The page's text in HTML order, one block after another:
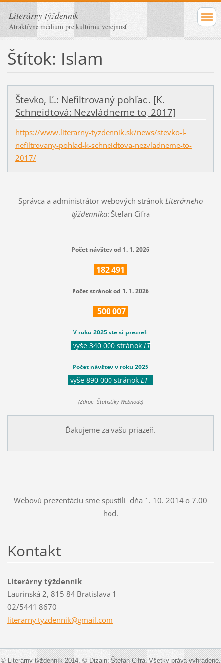
Literárny týždenník
Atraktívne médium pre kultúrnu verejnosť
Štítok: Islam
Števko, Ľ.: Nefiltrovaný pohľad. [K.
Schneidtová: Nezvládneme to, 2017]
https://www.literarny-tyzdennik.sk/news/stevko-l-
nefiltrovany-pohlad-k-schneidtova-nezvladneme-to-
2017/
Správca a administrátor webových stránok Literárneho
týždenníka: Štefan Cifra
Počet návštev od 1. 1. 2026
182491
Počet stránok od 1. 1. 2026
500007
V roku 2025 ste si prezreli
vyše 340 000 stránok LT
Počet návštev v roku 2025
vyše 890 000 stránok LT
(Zdroj: Štatistiky Webnode)
Ďakujeme za vašu priazeň.
Webovú prezentáciu sme spustili dňa 1. 10. 2014 o 7.00
hod.
Kontakt
Literárny týždenník
Laurinská 2, 815 84 Bratislava 1
02/5441 8670
literarny.tyzdennik@gmail.com
© Literárny týždenník 2014. © Dizajn: Štefan Cifra. Všetky práva vyhradené.